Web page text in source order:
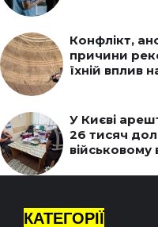
Конфлікт,
причини
їхній вплив
У Києві
26 тисяч
військовому
КАТЕГОРІЇ